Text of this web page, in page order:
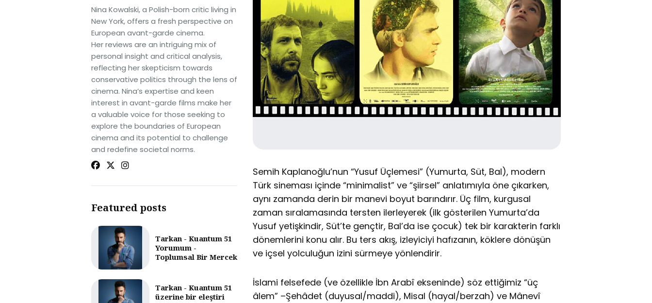
Nina Kowalski, a Polish-born critic living in
New York, offers a fresh perspective on
European avant-garde cinema.
Her reviews are an intriguing mix of
personal insight and critical analysis,
reflecting her skepticism towards
conservative politics through the lens of
cinema. Nina’s expertise and keen
interest in avant-garde films make her
a valuable voice for those seeking to
explore the boundaries of European
cinema and its potential to challenge
and redefine societal norms.
Featured posts
Tarkan - Kuantum 51
Yorumum -
Toplumsal Bir Mercek
Tarkan - Kuantum 51
üzerine bir eleştiri
Semih Kaplanoğlu’nun “Yusuf Üçlemesi” (Yumurta, Süt, Bal), modern
Türk sineması içinde “minimalist” ve “şiirsel” anlatımıyla öne çıkarken,
aynı zamanda derin bir manevi boyut barındırır. Üç film, kurgusal
zaman sıralamasında tersten ilerleyerek (ilk gösterilen Yumurta’da
Yusuf yetişkindir, Süt’te gençtir, Bal’da ise çocuk) tek bir karakterin farklı
dönemlerini konu alır. Bu ters akış, izleyiciyi hafızanın, köklere dönüşün
ve içsel yolculuğun izini sürmeye yönlendirir.
İslami felsefede (ve özellikle İbn Arabî ekseninde) söz ettiğimiz “üç
âlem” –Şehâdet (duyusal/maddi), Misal (hayal/berzah) ve Mânevî